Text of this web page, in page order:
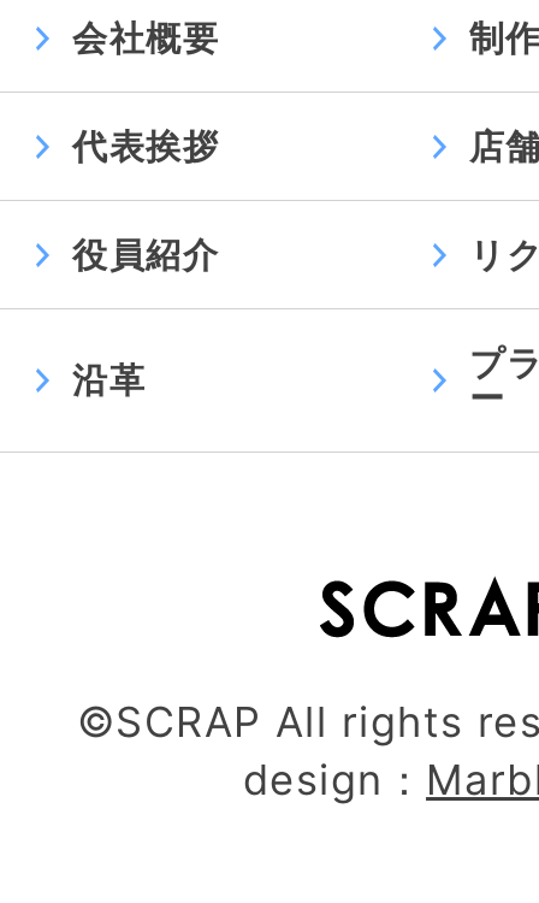
会社概要 制
代表挨拶 店
役員紹介 リ
沿革
プ
ー
©SCRAP All rights
design：